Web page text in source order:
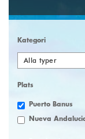
Kategori
Alla typer
Plats
Puerto Banus
Nueva